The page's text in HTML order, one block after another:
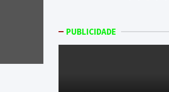
PUBLICIDADE